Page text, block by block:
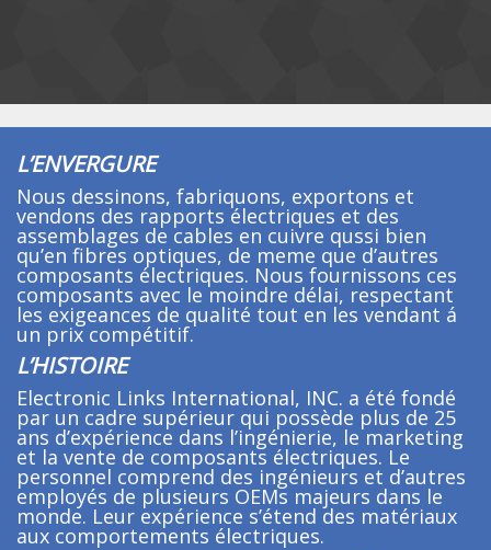
L’ENVERGURE
Nous dessinons, fabriquons, exportons et
vendons des rapports électriques et des
assemblages de cables en cuivre qussi bien
qu’en fibres optiques, de meme que d’autres
composants électriques. Nous fournissons ces
composants avec le moindre délai, respectant
les exigeances de qualité tout en les vendant á
un prix compétitif.
L’HISTOIRE
Electronic Links International, INC. a été fondé
par un cadre supérieur qui possède plus de 25
ans d’expérience dans l’ingénierie, le marketing
et la vente de composants électriques. Le
personnel comprend des ingénieurs et d’autres
employés de plusieurs OEMs majeurs dans le
monde. Leur expérience s’étend des matériaux
aux comportements électriques.